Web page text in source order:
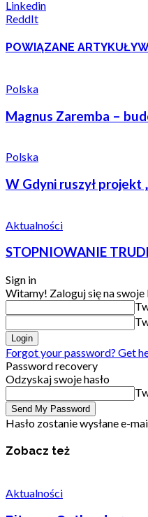
Linkedin
ReddIt
POWIĄZANE ARTYKUŁY
Polska
Magnus Zaremba –
Polska
W Gdyni ruszył projekt
Aktualności
STOPNIOWANIE
Sign in
Witamy! Zaloguj się na
Forgot your password? Get
Password recovery
Odzyskaj swoje hasło
Hasło zostanie wysłane e-
Zobacz też
Aktualności